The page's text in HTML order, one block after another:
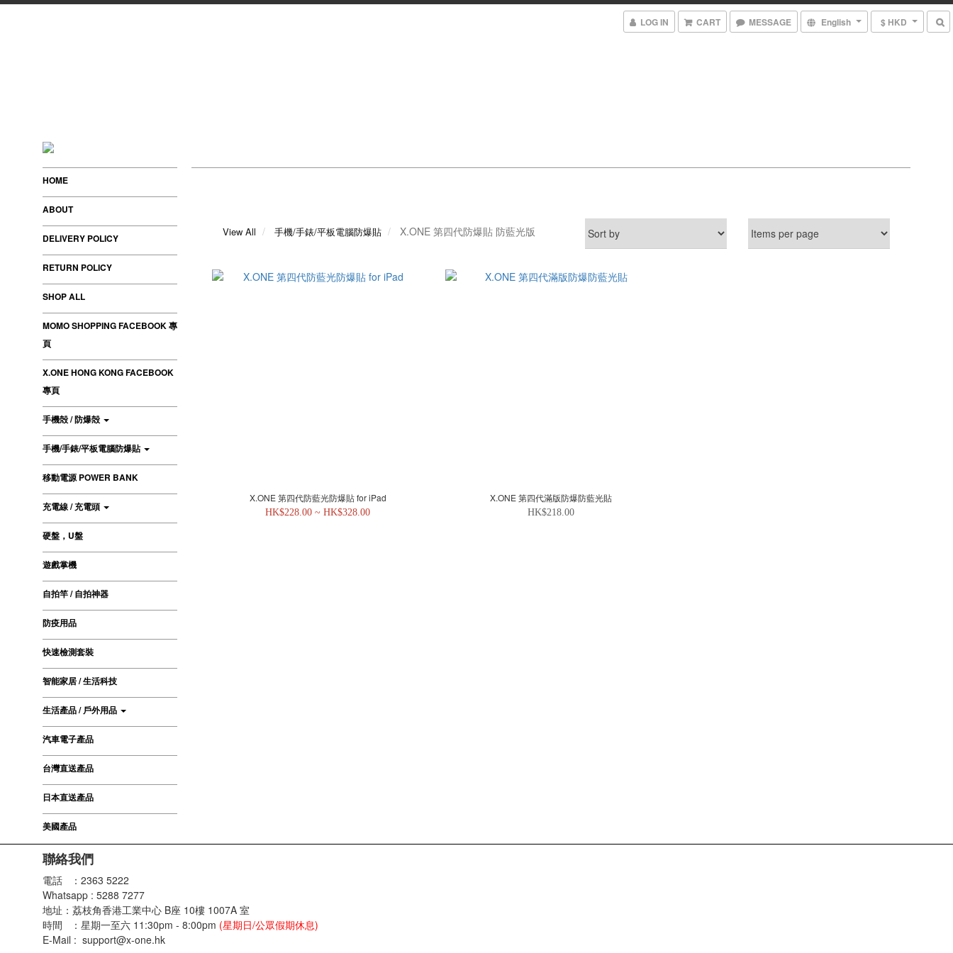
LOG IN CART MESSAGE English $ HKD
HOME
ABOUT
DELIVERY POLICY
RETURN POLICY
SHOP ALL
MOMO SHOPPING FACEBOOK 專
頁
X.ONE HONG KONG FACEBOOK
專頁
手機殻 / 防爆殻
手機/手錶/平板電腦防爆貼
移動電源 POWER BANK
充電線 / 充電頭
硬盤，U盤
遊戲掌機
自拍竿 / 自拍神器
防疫用品
快速檢測套裝
智能家居 / 生活科技
生活產品 / 戶外用品
汽車電子產品
台灣直送產品
日本直送產品
美國產品
View All 手機/手錶/平板電腦防爆貼 X.ONE 第四代防爆貼 防藍光版
X.ONE 第四代防藍光防爆貼 for iPad
HK$228.00 ~ HK$328.00
X.ONE 第四代滿版防爆防藍光貼
HK$218.00
聯絡我們
電話 ：2363 5222
Whatsapp : 5288 7277
地址：荔枝角香港工業中心 B座 10樓 1007A 室
時間 ：星期一至六 11:30pm - 8:00pm (星期日/公眾假期休息)
E-Mail : support@x-one.hk